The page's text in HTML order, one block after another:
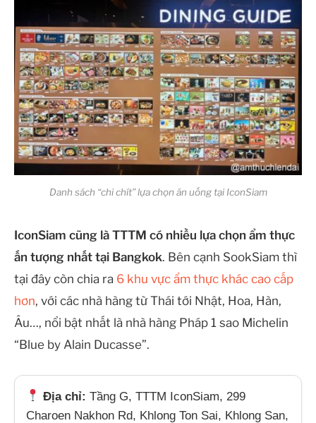
Danh sách “chi chít” lựa chọn ăn uống tại IconSiam
IconSiam cũng là TTTM có nhiều lựa chọn ẩm thực
ấn tượng nhất tại Bangkok. Bên cạnh SookSiam thì
tại đây còn chia ra 6 khu vực ẩm thực khác cao cấp
hơn, với các nhà hàng từ Thái tới Nhật, Hoa, Hàn,
Âu…, nổi bật nhất là nhà hàng Pháp 1 sao Michelin
“Blue by Alain Ducasse”.
Địa chỉ: Tầng G, TTTM IconSiam, 299
Charoen Nakhon Rd, Khlong Ton Sai, Khlong San,